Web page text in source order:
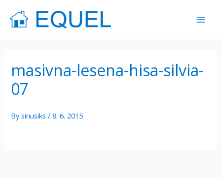
content
masivna-lesena-hisa-silvia-
07
Bysinusiks/8. 6. 2015